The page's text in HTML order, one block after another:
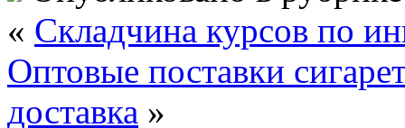
« Складчина курсов по
Оптовые поставки
доставка »